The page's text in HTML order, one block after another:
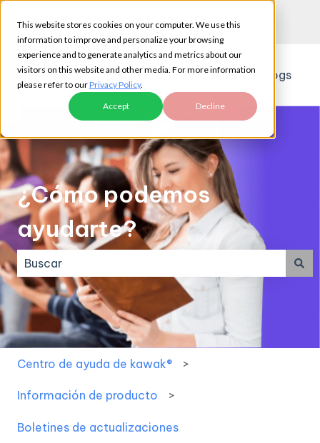
This website stores cookies on your computer. We use this
information to improve and personalize your browsing
experience and to generate analytics and metrics about our
visitors on this website and other media. For more information
please refer to ourPrivacy Policy.
Accept Decline
soporte
cliente
Webinars Blogs
¿Cómo podemos
ayudarte?
No hay sugerencias porque el campo de búsqueda
Centro de ayuda de kawak®
Información de producto
Boletines de actualizaciones